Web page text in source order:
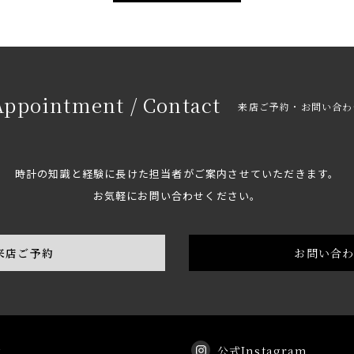
/ Contact 来店ご予約・お問い合
時計の知識と経験に長けた担当者がご案内させていただきます。
お気軽にお問い合わせください。
店ご予約 お問い合
公式Instagram